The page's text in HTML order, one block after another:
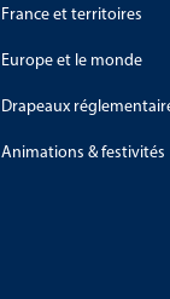
France et territoires
Europe et le monde
Drapeaux
Animations & festivités